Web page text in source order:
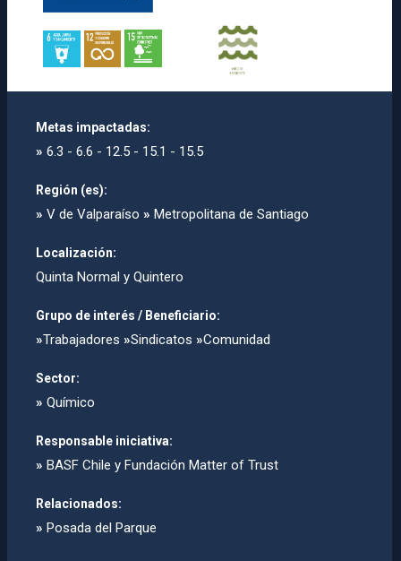
Metas impactadas:
» 6.3 - 6.6 - 12.5 - 15.1 - 15.5
Región (es):
» V de Valparaíso » Metropolitana de Santiago
Localización:
Quinta Normal y Quintero
Grupo de interés / Beneficiario:
»Trabajadores »Sindicatos »Comunidad
Sector:
» Químico
Responsable iniciativa:
» BASF Chile y Fundación Matter of Trust
Relacionados:
» Posada del Parque